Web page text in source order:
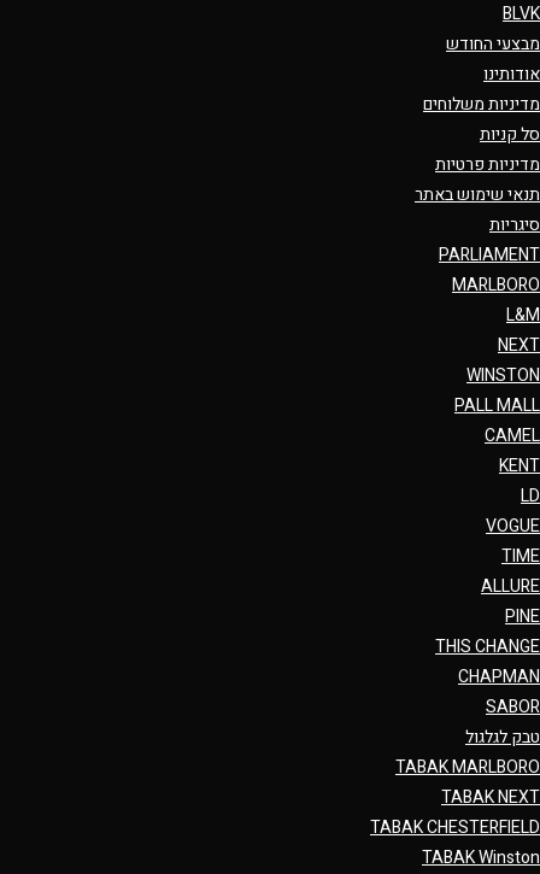
BLVK
מבצעי החודש
אודותינו
מדיניות משלוחים
סל קניות
מדיניות פרטיות
תנאי שימוש באתר
סיגריות
PARLIAMENT
MARLBORO
L&M
NEXT
WINSTON
PALL MALL
CAMEL
KENT
LD
VOGUE
TIME
ALLURE
PINE
THIS CHANGE
CHAPMAN
SABOR
טבק לגלגול
TABAK MARLBORO
TABAK NEXT
TABAK CHESTERFIELD
TABAK Winston